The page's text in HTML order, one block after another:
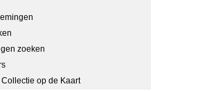
zoeken
Collectie op de Kaart